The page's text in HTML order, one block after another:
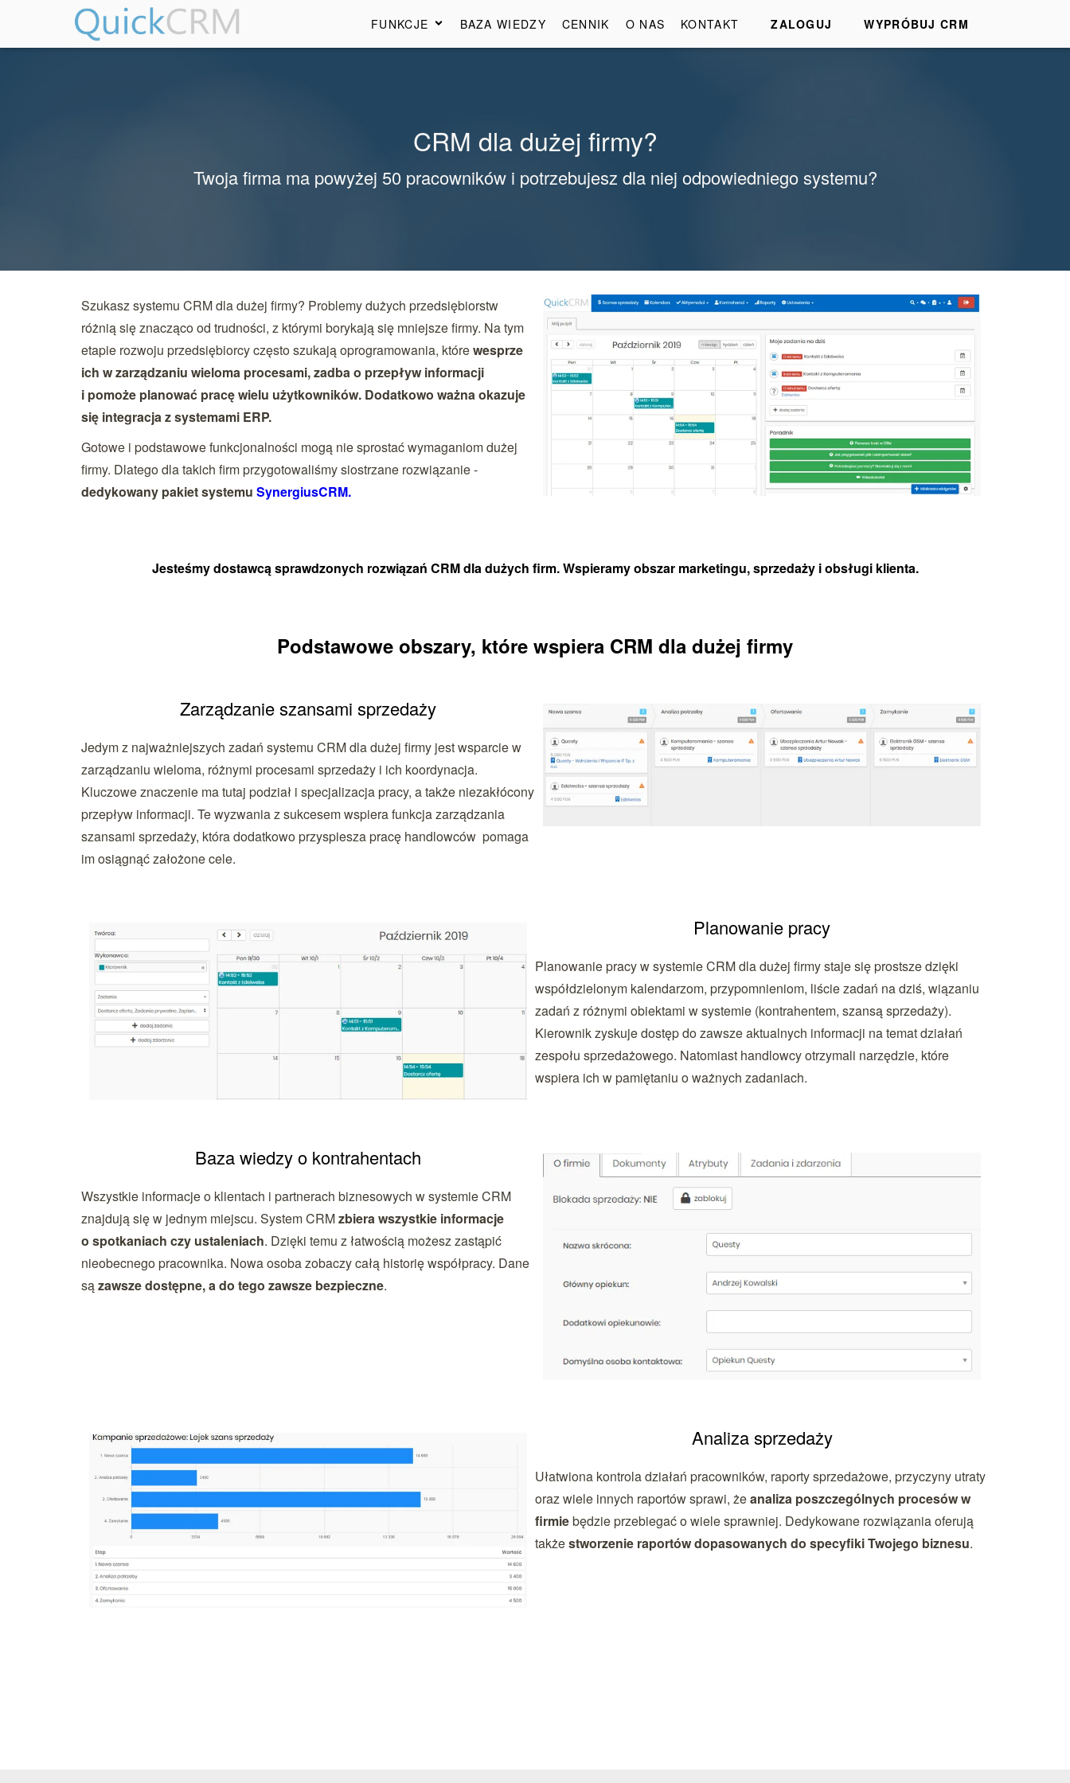
FUNKCJE BAZA WIEDZY CENNIK O NAS KONTAKT ZALOGUJ WYPRÓBUJ CRM
CRM dla dużej firmy?
Twoja firma ma powyżej 50 pracowników i potrzebujesz dla niej odpowiedniego systemu?
Szukasz systemu CRM dla dużej firmy? Problemy dużych przedsiębiorstw
różnią się znacząco od trudności, z którymi borykają się mniejsze firmy. Na tym
etapie rozwoju przedsiębiorcy często szukają oprogramowania, którewesprze
ich w zarządzaniu wieloma procesami, zadba o przepływ informacji
i pomoże planować pracę wielu użytkowników. Dodatkowo ważna okazuje
się integracja z systemami ERP.
Gotowe i podstawowe funkcjonalności mogą nie sprostać wymaganiom dużej
firmy. Dlatego dla takich firm przygotowaliśmy siostrzane rozwiązanie -
dedykowany pakiet systemu SynergiusCRM.
Jesteśmy dostawcą sprawdzonych rozwiązań CRM dla dużych firm. Wspieramy obszar marketingu, sprzedaży i obsługi klienta.
Podstawowe obszary, które wspiera CRM dla dużej firmy
Zarządzanie szansami sprzedaży
Jedym z najważniejszych zadań systemu CRM dla dużej firmy jest wsparcie w
zarządzaniu wieloma, różnymi procesami sprzedaży i ich koordynacja.
Kluczowe znaczenie ma tutaj podział i specjalizacja pracy, a także niezakłócony
przepływ informacji. Te wyzwania z sukcesem wspiera funkcja zarządzania
szansami sprzedaży, która dodatkowo przyspiesza pracę handlowców pomaga
im osiągnąć założone cele.
Planowanie pracy
Planowanie pracy w systemie CRM dla dużej firmy staje się prostsze dzięki
współdzielonym kalendarzom, przypomnieniom, liście zadań na dziś, wiązaniu
zadań z różnymi obiektami w systemie (kontrahentem, szansą sprzedaży).
Kierownik zyskuje dostęp do zawsze aktualnych informacji na temat działań
zespołu sprzedażowego. Natomiast handlowcy otrzymali narzędzie, które
wspiera ich w pamiętaniu o ważnych zadaniach.
Baza wiedzy o kontrahentach
Wszystkie informacje o klientach i partnerach biznesowych w systemie CRM
znajdują się w jednym miejscu. System CRMzbiera wszystkie informacje
o spotkaniach czy ustaleniach. Dzięki temu z łatwością możesz zastąpić
nieobecnego pracownika. Nowa osoba zobaczy całą historię współpracy. Dane
sązawsze dostępne, a do tego zawsze bezpieczne.
Analiza sprzedaży
Ułatwiona kontrola działań pracowników, raporty sprzedażowe, przyczyny utraty
oraz wiele innych raportów sprawi, żeanaliza poszczególnych procesów w
firmiebędzie przebiegać o wiele sprawniej. Dedykowane rozwiązania oferują
takżestworzenie raportów dopasowanych do specyfiki Twojego biznesu.